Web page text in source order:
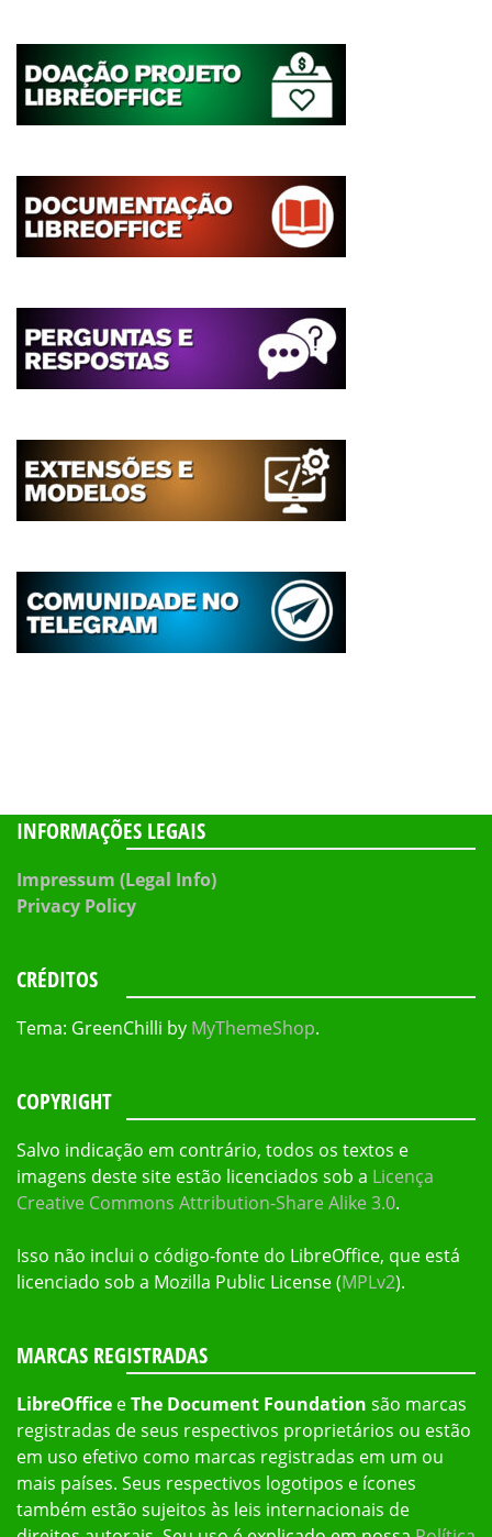
INFORMAÇÕES LEGAIS
Impressum (Legal Info)
Privacy Policy
CRÉDITOS
Tema: GreenChilli by MyThemeShop.
COPYRIGHT
Salvo indicação em contrário, todos os textos e
imagens deste site estão licenciados sob a Licença
Creative Commons Attribution-Share Alike 3.0.
Isso não inclui o código-fonte do LibreOffice, que está
licenciado sob a Mozilla Public License (MPLv2).
MARCAS REGISTRADAS
LibreOffice eThe Document Foundation são marcas
registradas de seus respectivos proprietários ou estão
em uso efetivo como marcas registradas em um ou
mais países. Seus respectivos logotipos e ícones
também estão sujeitos às leis internacionais de